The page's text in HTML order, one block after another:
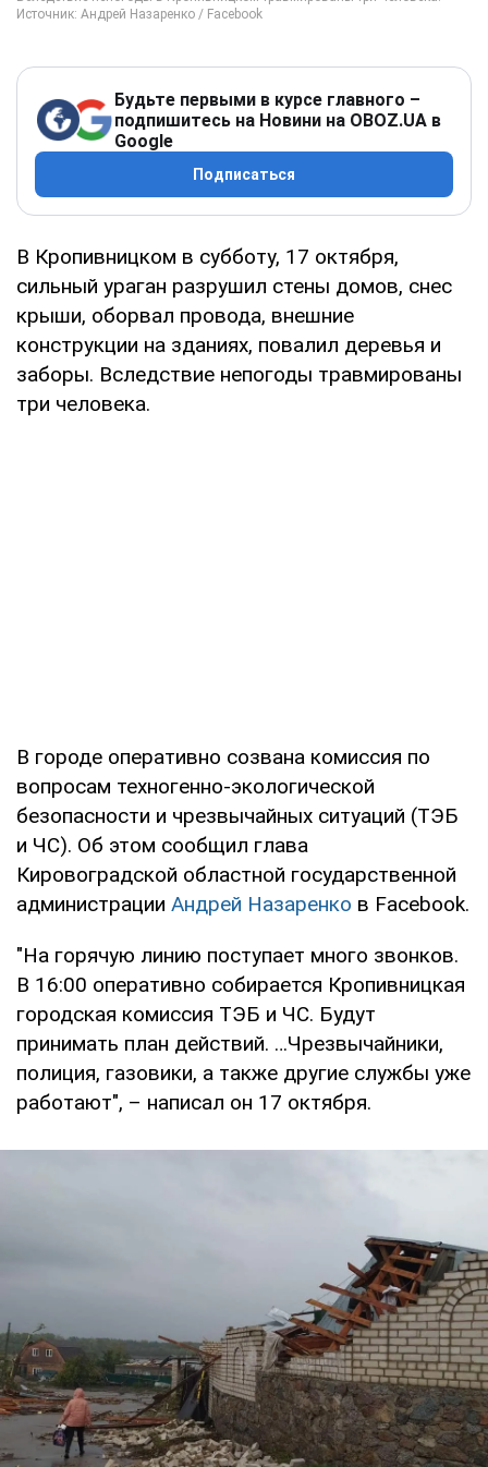
Будьте первыми в курсе главного –
подпишитесь на Новини на OBOZ.UA в
Google
Подписаться
В Кропивницком в субботу, 17 октября,
сильный ураган разрушил стены домов, снес
крыши, оборвал провода, внешние
конструкции на зданиях, повалил деревья и
заборы. Вследствие непогоды травмированы
три человека.
В городе оперативно созвана комиссия по
вопросам техногенно-экологической
безопасности и чрезвычайных ситуаций (ТЭБ
и ЧС). Об этом сообщил глава
Кировоградской областной государственной
администрации Андрей Назаренко в Facebook.
"На горячую линию поступает много звонков.
В 16:00 оперативно собирается Кропивницкая
городская комиссия ТЭБ и ЧС. Будут
принимать план действий. …Чрезвычайники,
полиция, газовики, а также другие службы уже
работают", – написал он 17 октября.